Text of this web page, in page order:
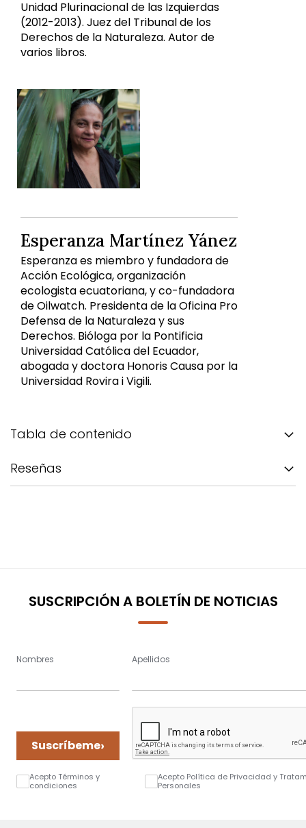
Unidad Plurinacional de las Izquierdas
(2012-2013). Juez del Tribunal de los
Derechos de la Naturaleza. Autor de
varios libros.
Esperanza Martínez Yánez
Esperanza es miembro y fundadora de
Acción Ecológica, organización
ecologista ecuatoriana, y co-fundadora
de Oilwatch. Presidenta de la Oficina Pro
Defensa de la Naturaleza y sus
Derechos. Bióloga por la Pontificia
Universidad Católica del Ecuador,
abogada y doctora Honoris Causa por la
Universidad Rovira i Vigili.
Tabla de contenido
Reseñas
SUSCRIPCIÓN A BOLETÍN DE NOTICIAS
Nombres Apellidos
Suscríbeme›
Acepto Términos y
condiciones
Acepto Política de Privacidad y
Personales